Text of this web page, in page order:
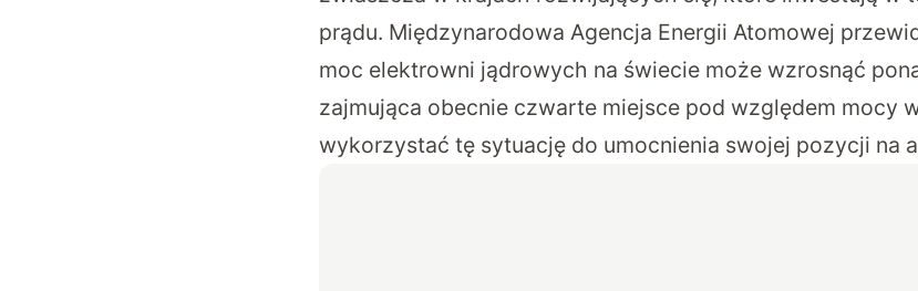
prądu. Międzynarodowa Agencja Energii Atomowej
moc elektrowni jądrowych na świecie może wzrosnąć
zajmująca obecnie czwarte miejsce pod względem mocy
wykorzystać tę sytuację do umocnienia swojej pozycji na